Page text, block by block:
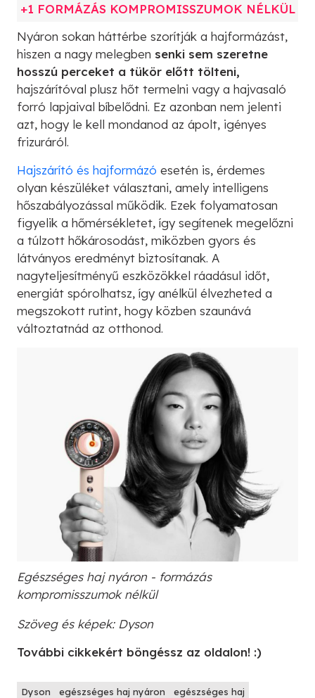
+1 FORMÁZÁS KOMPROMISSZUMOK NÉLKÜL
Nyáron sokan háttérbe szorítják a hajformázást,
hiszen a nagy melegben senki sem szeretne
hosszú perceket a tükör előtt tölteni,
hajszárítóval plusz hőt termelni vagy a hajvasaló
forró lapjaival bíbelődni. Ez azonban nem jelenti
azt, hogy le kell mondanod az ápolt, igényes
frizuráról.
Hajszárító és hajformázó esetén is, érdemes
olyan készüléket választani, amely intelligens
hőszabályozással működik. Ezek folyamatosan
figyelik a hőmérsékletet, így segítenek megelőzni
a túlzott hőkárosodást, miközben gyors és
látványos eredményt biztosítanak. A
nagyteljesítményű eszközökkel ráadásul időt,
energiát spórolhatsz, így anélkül élvezheted a
megszokott rutint, hogy közben szaunává
változtatnád az otthonod.
Egészséges haj nyáron - formázás
kompromisszumok nélkül
Szöveg és képek: Dyson
További cikkekért böngéssz az oldalon! :)
Dyson egészséges haj nyáron egészséges haj